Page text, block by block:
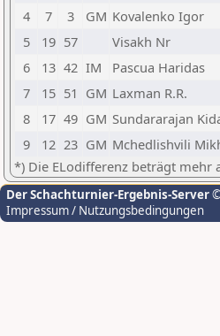
4
7 3 GM Kovalenko Igor
5
19 57 Visakh Nr
6
13 42 IM Pascua Haridas
7
15 51 GM Laxman R.R.
8
17 49 GM Sundararajan
9
12 23 GM Mchedlishvili
*) Die ELodifferenz beträgt mehr
Der Schachturnier-Ergebnis-Server
Impressum / Nutzungsbedingungen